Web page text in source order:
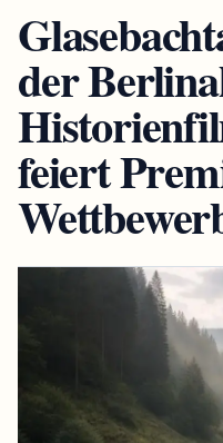
der
feiert